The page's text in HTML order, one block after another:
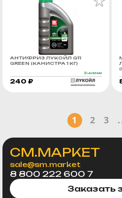
АНТИФРИЗ ЛУКОЙЛ G11
GREEN (КАНИСТРА 1 КГ)
В наличии
240 ₽
1 2 3
СМ.МАРКЕТ
sale@sm.market
8 800 222 600 7
Заказать